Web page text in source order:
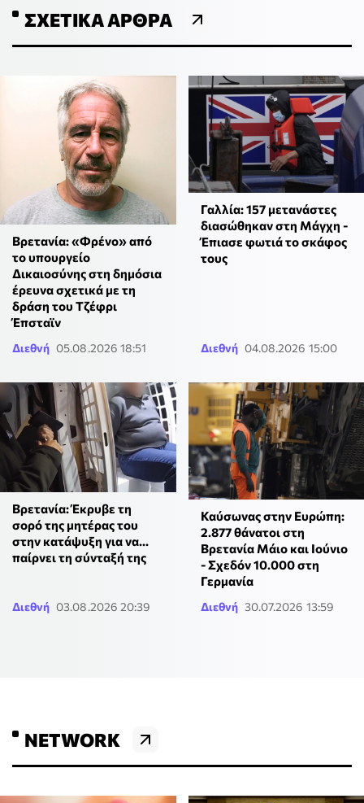
ΣΧΕΤΙΚΆ ΆΡΘΡΑ
Βρετανία: «Φρένο» από
το υπουργείο
Δικαιοσύνης στη δημόσια
έρευνα σχετικά με τη
δράση του Τζέφρι
Έπσταϊν
Διεθνή 05.08.2026 18:51
Γαλλία: 157 μετανάστες
διασώθηκαν στη Μάγχη -
Έπιασε φωτιά το σκάφος
τους
Διεθνή 04.08.2026 15:00
Βρετανία: Έκρυβε τη
σορό της μητέρας του
στην κατάψυξη για να...
παίρνει τη σύνταξή της
Διεθνή 03.08.2026 20:39
Καύσωνας στην Ευρώπη:
2.877 θάνατοι στη
Βρετανία Μάιο και Ιούνιο
- Σχεδόν 10.000 στη
Γερμανία
Διεθνή 30.07.2026 13:59
NETWORK